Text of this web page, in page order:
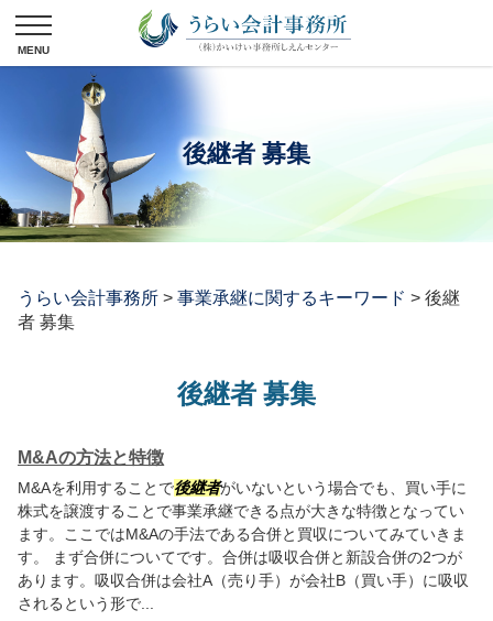
後継者 募集
うらい会計事務所 > 事業承継に関するキーワード > 後継
者 募集
後継者 募集
M&Aの方法と特徴
M&Aを利用することで後継者がいないという場合でも、買い手に
株式を譲渡することで事業承継できる点が大きな特徴となってい
ます。ここではM&Aの手法である合併と買収についてみていきま
す。 まず合併についてです。合併は吸収合併と新設合併の2つが
あります。吸収合併は会社A（売り手）が会社B（買い手）に吸収
されるという形で...